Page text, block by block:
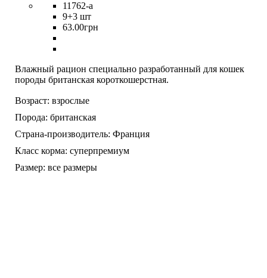
11762-a
9+3 шт
63.00грн
Влажный рацион специально разработанный для кошек
породы британская короткошерстная.
Возраст: взрослые
Порода: британская
Страна-производитель: Франция
Класс корма: суперпремиум
Размер: все размеры